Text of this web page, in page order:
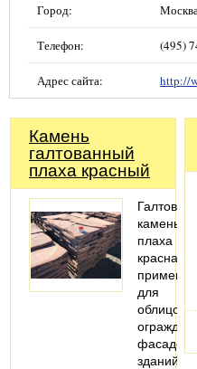
Город:
Телефон: (495)
Адрес сайта: http://
Камень
галтованный
плаха красный
камень
плаха
красная
для
облицовки
фасадов
зданий,